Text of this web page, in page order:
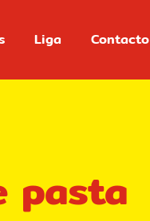
Liga Contacto
pasta